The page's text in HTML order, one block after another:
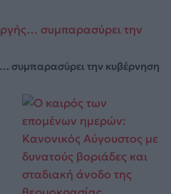
συμπαρασύρει την κυβέρνηση